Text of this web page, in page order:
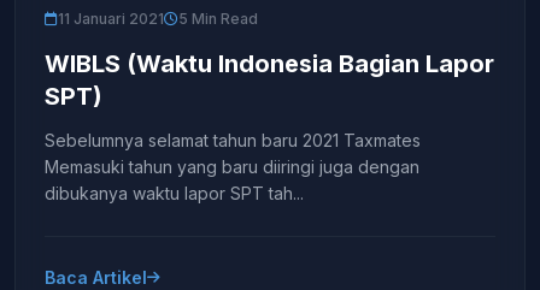
11 Januari 2021 5 Min Read
WIBLS (Waktu Indonesia Bagian Lapor
SPT)
Sebelumnya selamat tahun baru 2021 Taxmates
Memasuki tahun yang baru diiringi juga dengan
dibukanya waktu lapor SPT tah...
Baca Artikel